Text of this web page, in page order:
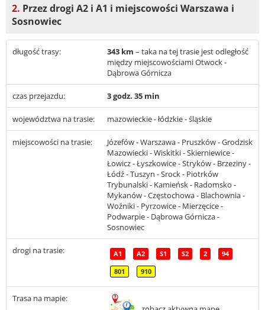
2. Przez drogi A2 i A1 i miejscowości Warszawa i
Sosnowiec
długość trasy: 343 km – taka na tej trasie jest odległość
między miejscowościami Otwock -
Dąbrowa Górnicza
czas przejazdu: 3 godz. 35 min
województwa na trasie: mazowieckie - łódzkie - śląskie
miejscowości na trasie:
Józefów - Warszawa - Pruszków - Grodzisk
Mazowiecki - Wiskitki - Skierniewice -
Łowicz - Łyszkowice - Stryków - Brzeziny -
Łódź - Tuszyn - Srock - Piotrków
Trybunalski - Kamieńsk - Radomsko -
Mykanów - Częstochowa - Blachownia -
Woźniki - Pyrzowice - Mierzęcice -
Podwarpie - Dąbrowa Górnicza -
Sosnowiec
drogi na trasie: A1 A2 S1 S2 2 94
801 910
Trasa na mapie: